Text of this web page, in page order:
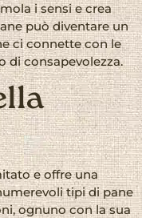
i sensi e crea
può diventare un
ci connette con le
di consapevolezza.
e offre una
tipi di pane
ognuno con la sua